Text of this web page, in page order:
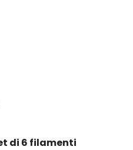
di 6 filamenti